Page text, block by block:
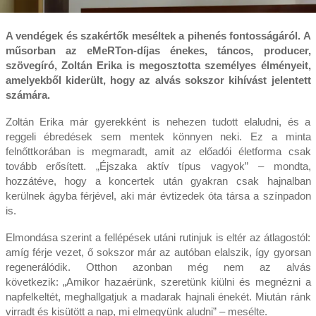
A vendégek és szakértők meséltek a pihenés fontosságáról. A
műsorban az eMeRTon-díjas énekes, táncos, producer,
szövegíró, Zoltán Erika is megosztotta személyes élményeit,
amelyekből kiderült, hogy az alvás sokszor kihívást jelentett
számára.
Zoltán Erika már gyerekként is nehezen tudott elaludni, és a
reggeli ébredések sem mentek könnyen neki. Ez a minta
felnőttkorában is megmaradt, amit az előadói életforma csak
tovább erősített. „Éjszaka aktív típus vagyok” – mondta,
hozzátéve, hogy a koncertek után gyakran csak hajnalban
kerülnek ágyba férjével, aki már évtizedek óta társa a színpadon
is.
Elmondása szerint a fellépések utáni rutinjuk is eltér az átlagostól:
amíg férje vezet, ő sokszor már az autóban elalszik, így gyorsan
regenerálódik. Otthon azonban még nem az alvás
következik: „Amikor hazaérünk, szeretünk kiülni és megnézni a
napfelkeltét, meghallgatjuk a madarak hajnali énekét. Miután ránk
virradt és kisütött a nap, mi elmegyünk aludni” – mesélte.